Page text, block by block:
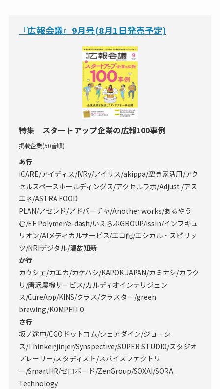
『広報会議』9月号(8月1日発売予定)
特集 スタートアップ企業の広報100事例
掲載企業(50音順)
あ行
iCARE/アイディス/IVRy/アイリス/akippa/空き家活用/アク
セルスペースホールディングス/アクセルラボ/Adjust /アス
エネ/ASTRA FOOD
PLAN/アセンド/アドバーチャ/Another works/あるやう
む/EF Polymer/e-dash/いえらぶGROUP/issin/インフキュ
リオン/AIメディカルサービス/エコ配/エシカル・スピリッ
ツ/NRIデジタル/温故知新
か行
カウシェ/カエカ/カケハシ/KAPOK JAPAN/カミナシ/カラク
リ/唐沢農機サービス/カルディオインテリジェン
ス/CureApp/KINS/クラス/クラスター/green
brewing/KOMPEITO
さ行
坂ノ途中/CGOドットコム/シェアダイン/ジョーシ
ス/Thinker/jinjer/Synspective/SUPER STUDIO/スタジオ
プレーリー/スタディスト/スパイスファクトリ
ー/SmartHR/ゼロボード/ZenGroup/SOXAI/SORA
Technology